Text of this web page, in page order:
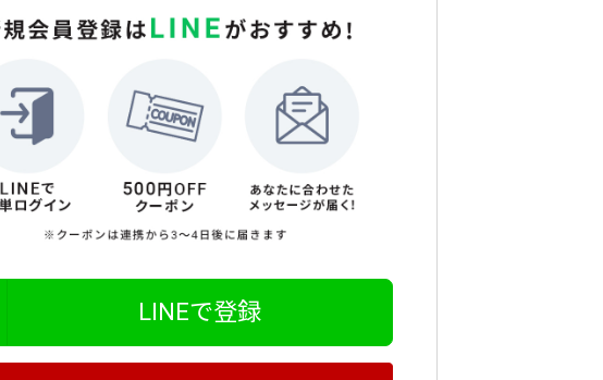
LINEで登録